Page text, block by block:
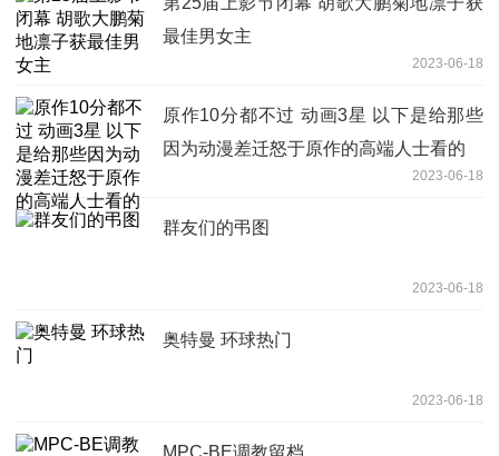
最佳男女主
2023-06-18
原作10分都不过 动画3星 以下是给那些
因为动漫差迁怒于原作的高端人士看的
2023-06-18
群友们的弔图
2023-06-18
奥特曼 环球热门
2023-06-18
MPC-BE调教留档